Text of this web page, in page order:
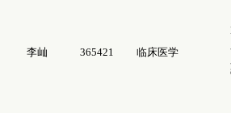
李屾 365421 临床医学